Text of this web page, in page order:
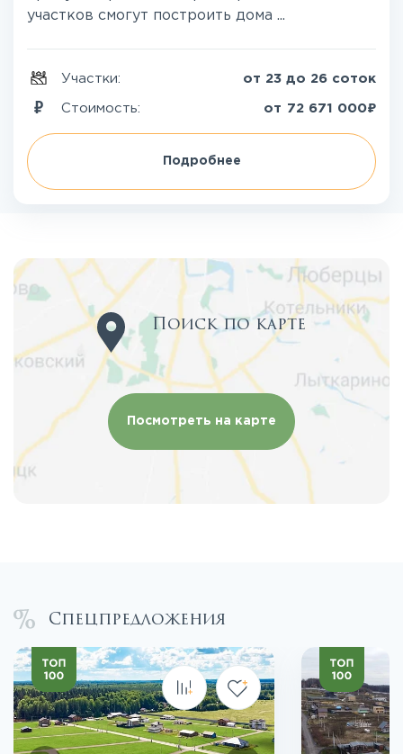
участков смогут построить дома ...
Участки: от 23 до 26 соток
Стоимость: от 72 671 000₽
Подробнее
Поиск по карте
Посмотреть на карте
Спецпредложения